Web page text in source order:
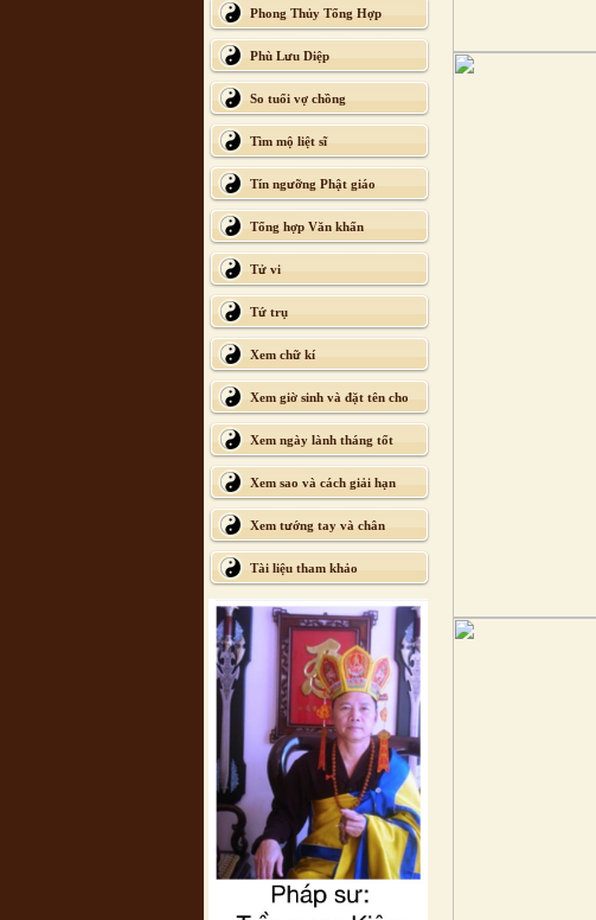
Phong Thủy Tổng Hợp
Phù Lưu Diệp
So tuổi vợ chồng
Tìm mộ liệt sĩ
Tín ngưỡng Phật giáo
Tổng hợp Văn khấn
Tử vi
Tứ trụ
Xem chữ kí
Xem giờ sinh và đặt tên cho
con
Xem ngày lành tháng tốt
Xem sao và cách giải hạn
Xem tướng tay và chân
Tài liệu tham khảo